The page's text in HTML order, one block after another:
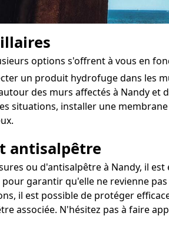
options s'offrent à vous en
un produit hydrofuge dans les
des murs affectés à Nandy et
situations, installer une
antisalpêtre
ou d'antisalpêtre à Nandy, il
garantir qu'elle ne revienne
il est possible de protéger
associée. N'hésitez pas à faire